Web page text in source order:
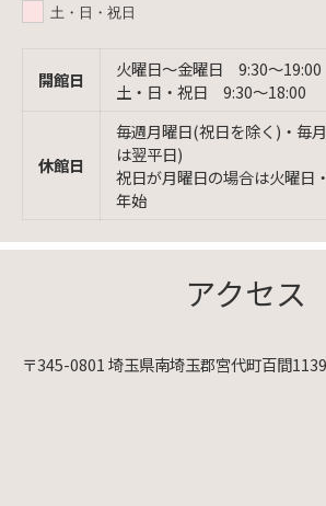
土・日・祝日
開館日
火曜日〜金曜日 9:30〜19:00
土・日・祝日 9:30〜18:00
休館日
毎週月曜日(祝日を除く)・毎
は翌平日)
祝日が月曜日の場合は火曜日
年始
アクセス
〒345-0801 埼玉県南埼玉郡宮代町百間1139